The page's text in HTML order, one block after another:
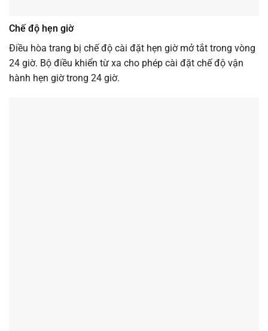
Chế độ hẹn giờ
Điều hòa trang bị chế độ cài đặt hẹn giờ mở tắt trong vòng
24 giờ. Bộ điều khiển từ xa cho phép cài đặt chế độ vận
hành hẹn giờ trong 24 giờ.